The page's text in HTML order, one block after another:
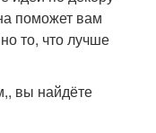
поможет вам
то, что лучше
вы найдёте